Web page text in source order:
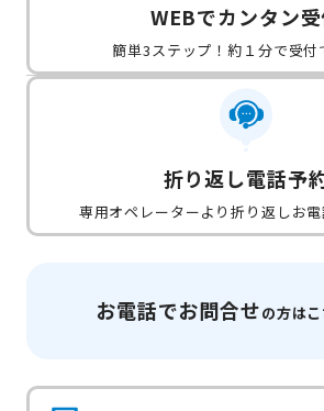
WEBでカンタン
簡単3ステップ！約１分で受付
折り返し電話予
専用オペレーターより折り返しお
お電話でお問合せの方は